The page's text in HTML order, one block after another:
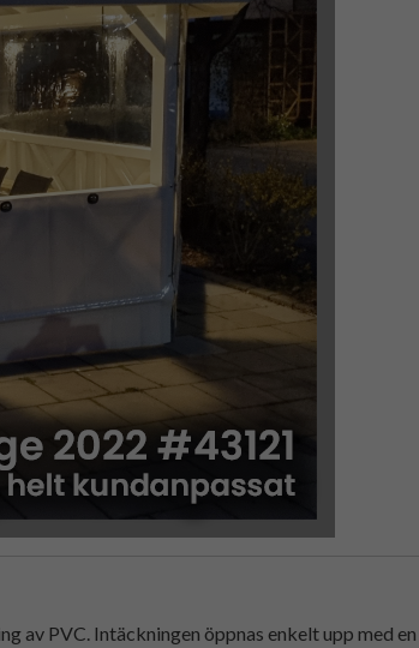
av PVC. Intäckningen öppnas enkelt upp med